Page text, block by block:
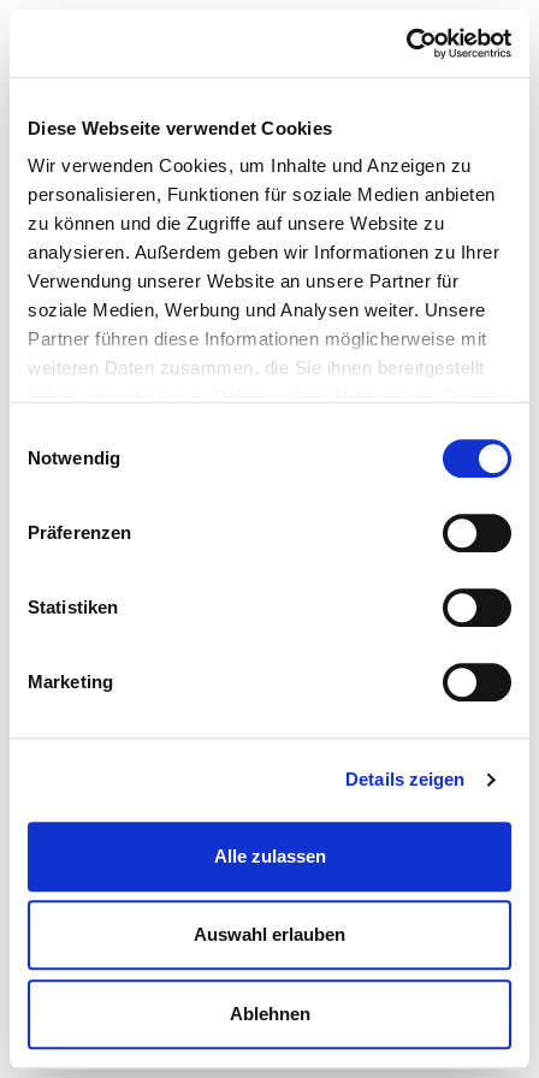
Diese Webseite verwendet Cookies
Wir verwenden Cookies, um Inhalte und Anzeigen zu
personalisieren, Funktionen für soziale Medien anbieten
zu können und die Zugriffe auf unsere Website zu
analysieren. Außerdem geben wir Informationen zu Ihrer
Verwendung unserer Website an unsere Partner für
soziale Medien, Werbung und Analysen weiter. Unsere
Partner führen diese Informationen möglicherweise mit
weiteren Daten zusammen, die Sie ihnen bereitgestellt
Notwendig
Präferenzen
Statistiken
Marketing
Details zeigen
Alle zulassen
Auswahl erlauben
Ablehnen